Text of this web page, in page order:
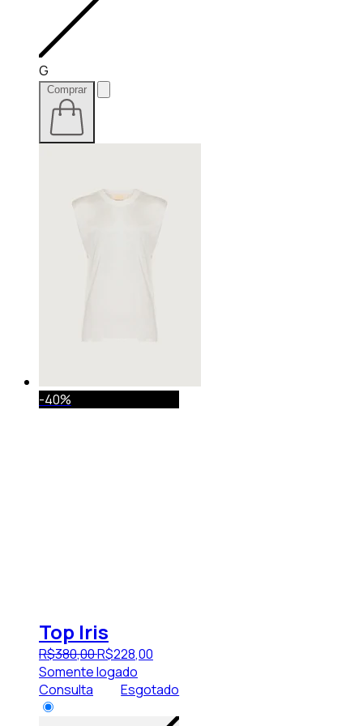
G
Comprar
-40%
Top Iris
R$380,00R$228,00
Somente logado
Consulta
Esgotado